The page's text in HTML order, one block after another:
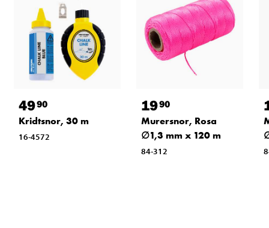
4990
Kridtsnor, 30 m
16-4572
1990
Murersnor, Rosa
∅1,3 mm x 120 m
84-312